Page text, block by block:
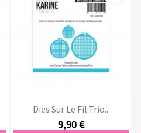
Dies Sur Le Fil Trio...
9,90 €